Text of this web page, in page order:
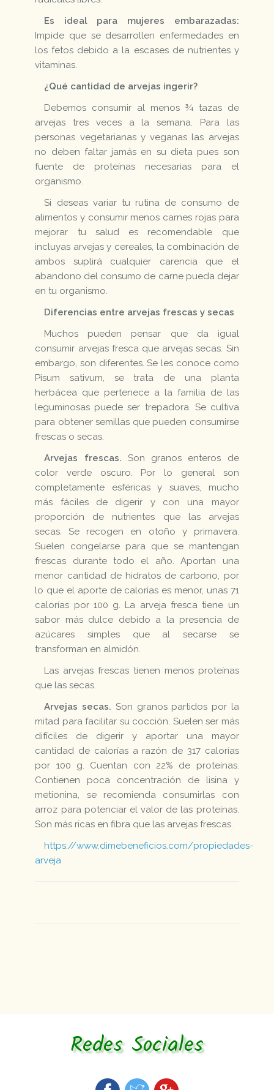
Es ideal para mujeres embarazadas:
Impide que se desarrollen enfermedades en
los fetos debido a la escases de nutrientes y
vitaminas.
¿Qué cantidad de arvejas ingerir?
Debemos consumir al menos ¾ tazas de
arvejas tres veces a la semana. Para las
personas vegetarianas y veganas las arvejas
no deben faltar jamás en su dieta pues son
fuente de proteínas necesarias para el
organismo.
Si deseas variar tu rutina de consumo de
alimentos y consumir menos carnes rojas para
mejorar tu salud es recomendable que
incluyas arvejas y cereales, la combinación de
ambos suplirá cualquier carencia que el
abandono del consumo de carne pueda dejar
en tu organismo.
Diferencias entre arvejas frescas y secas
Muchos pueden pensar que da igual
consumir arvejas fresca que arvejas secas. Sin
embargo, son diferentes. Se les conoce como
Pisum sativum, se trata de una planta
herbácea que pertenece a la familia de las
leguminosas puede ser trepadora. Se cultiva
para obtener semillas que pueden consumirse
frescas o secas.
Arvejas frescas. Son granos enteros de
color verde oscuro. Por lo general son
completamente esféricas y suaves, mucho
más fáciles de digerir y con una mayor
proporción de nutrientes que las arvejas
secas. Se recogen en otoño y primavera.
Suelen congelarse para que se mantengan
frescas durante todo el año. Aportan una
menor cantidad de hidratos de carbono, por
lo que el aporte de calorías es menor, unas 71
calorías por 100 g. La arveja fresca tiene un
sabor más dulce debido a la presencia de
azúcares simples que al secarse se
transforman en almidón.
Las arvejas frescas tienen menos proteínas
que las secas.
Arvejas secas. Son granos partidos por la
mitad para facilitar su cocción. Suelen ser más
difíciles de digerir y aportar una mayor
cantidad de calorías a razón de 317 calorías
por 100 g. Cuentan con 22% de proteínas.
Contienen poca concentración de lisina y
metionina, se recomienda consumirlas con
arroz para potenciar el valor de las proteínas.
Son más ricas en fibra que las arvejas frescas.
https://www.dimebeneficios.com/propiedades-
arveja
Redes Sociales